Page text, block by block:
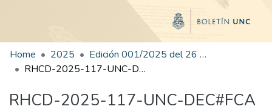
Home 2025
Edición 001/2025 del 26 de mayo de 2025
RHCD-2025-117-UNC-DEC#FCA
RHCD-2025-117-UNC-DEC#FCA